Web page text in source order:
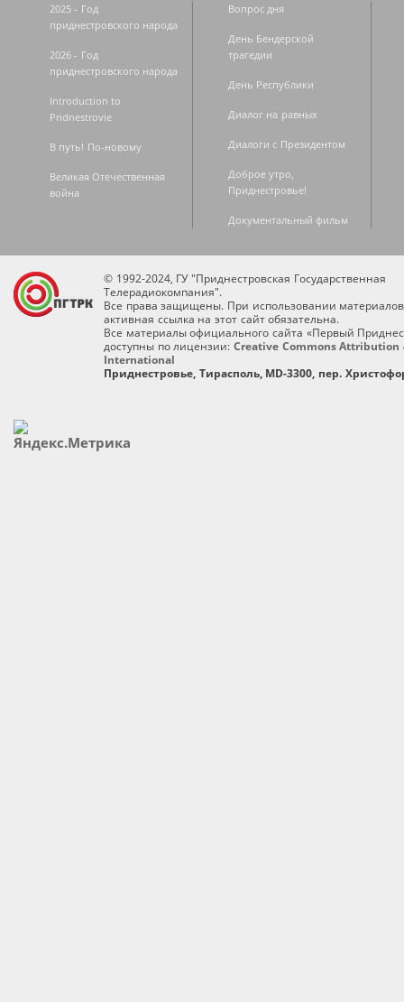
2025 - Год
приднестровского народа
2026 - Год
приднестровского народа
Introduction to
Pridnestrovie
В путь! По-новому
Великая Отечественная
война
Вопрос дня
День Бендерской
трагедии
День Республики
Диалог на равных
Диалоги с Президентом
Доброе утро,
Приднестровье!
Документальный фильм
© 1992-2024, ГУ "Приднестровская Государственная
Телерадиокомпания".
Все права защищены. При использовании
активная ссылка на этот сайт обязательна.
Все материалы официального сайта «Первый
доступны по лицензии: Creative Commons Attribution
International
Приднестровье, Тирасполь, MD-3300, пер.